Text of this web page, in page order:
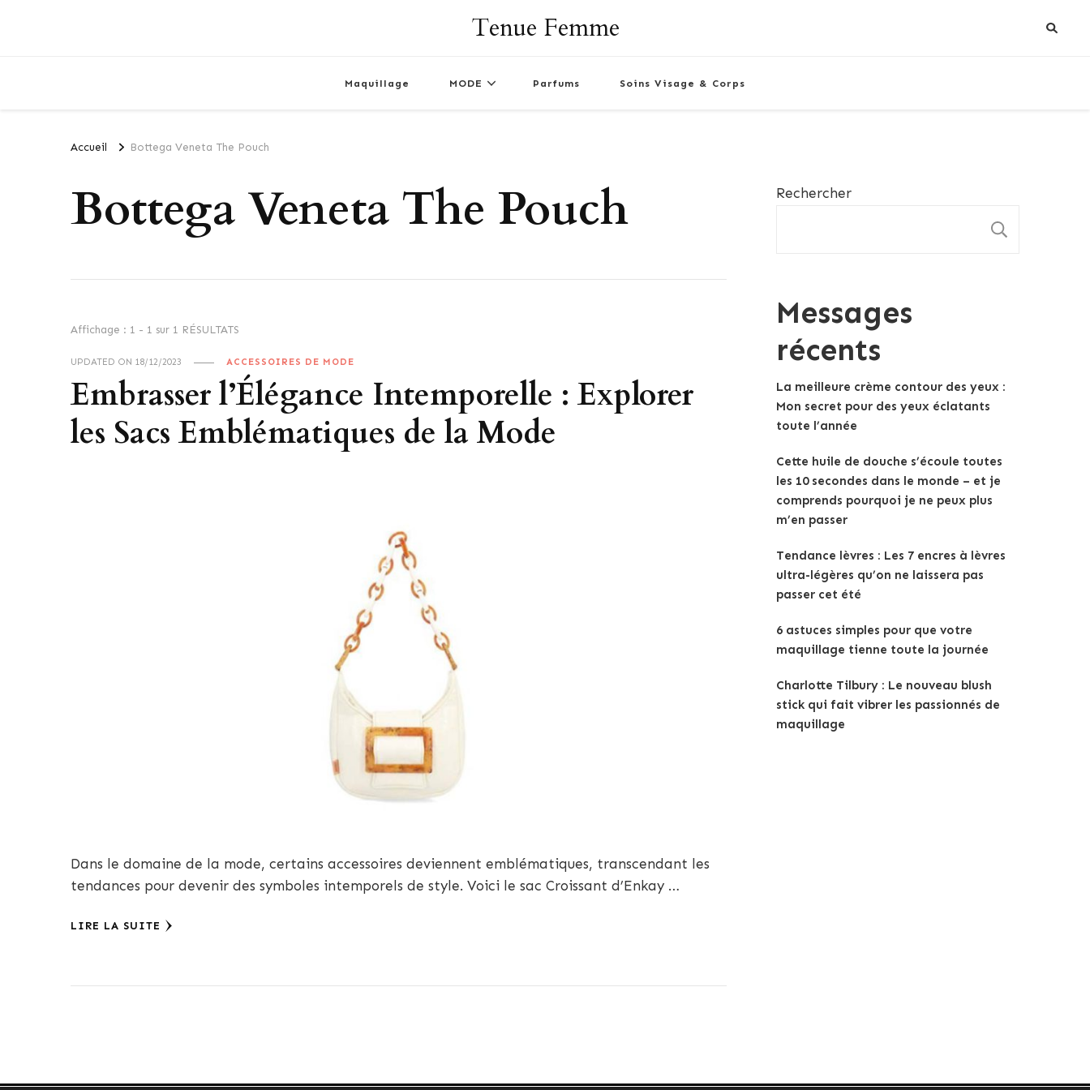
Tenue Femme
Maquillage MODE Parfums Soins Visage & Corps
Accueil Bottega Veneta The Pouch
Bottega Veneta The Pouch
Affichage : 1 - 1 sur 1 RÉSULTATS
UPDATED ON 18/12/2023 ACCESSOIRES DE MODE
Embrasser l’Élégance Intemporelle : Explorer
les Sacs Emblématiques de la Mode
Dans le domaine de la mode, certains accessoires deviennent emblématiques, transcendant les
tendances pour devenir des symboles intemporels de style. Voici le sac Croissant d’Enkay …
LIRE LA SUITE
Rechercher
Messages
récents
La meilleure crème contour des yeux :
Mon secret pour des yeux éclatants
toute l’année
Cette huile de douche s’écoule toutes
les 10 secondes dans le monde – et je
comprends pourquoi je ne peux plus
m’en passer
Tendance lèvres : Les 7 encres à lèvres
ultra-légères qu’on ne laissera pas
passer cet été
6 astuces simples pour que votre
maquillage tienne toute la journée
Charlotte Tilbury : Le nouveau blush
stick qui fait vibrer les passionnés de
maquillage